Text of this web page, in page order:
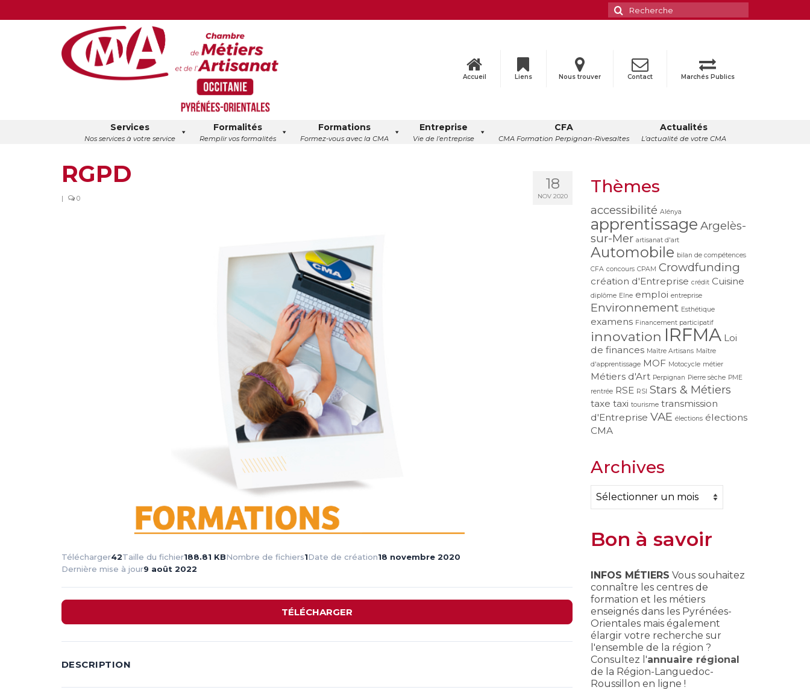
Rechercher
:
Accueil Liens Nous trouver Contact Marchés Publics
Services
Nos services à votre service
Formalités
Remplir vos formalités
Formations
Formez-vous avec la CMA
Entreprise
Vie de l’entreprise
CFA
CMA Formation Perpignan-Rivesaltes
Actualités
L’actualité de votre CMA
18
NOV 2020
RGPD
| 0
Télécharger42Taille du fichier188.81 KBNombre de fichiers1Date de création18 novembre 2020
Dernière mise à jour9 août 2022
TÉLÉCHARGER
DESCRIPTION
Thèmes
accessibilité Alénya
apprentissage Argelès-
sur-Mer artisanat d'art
Automobile bilan de compétences
CFA concours CPAM Crowdfunding
création d'Entreprise crédit Cuisine
diplôme Elne emploi entreprise
Environnement Esthétique
examens Financement participatif
innovation IRFMA Loi
de finances Maître Artisans Maître
d'apprentissage MOF Motocycle métier
Métiers d'Art Perpignan Pierre sèche PME
rentrée RSE RSI Stars & Métiers
taxe taxi tourisme transmission
d'Entreprise VAE élections élections
CMA
Archives
Archives
Bon à savoir
INFOS MÉTIERS Vous souhaitez
connaître les centres de
formation et les métiers
enseignés dans les Pyrénées-
Orientales mais également
élargir votre recherche sur
l'ensemble de la région ?
Consultez l'annuaire régional
de la Région-Languedoc-
Roussillon en ligne !